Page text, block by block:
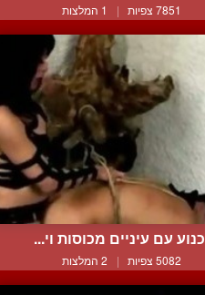
7851 צפיות | 1 המלצות
כנוע עם עיניים מכוסות וי...
5082 צפיות | 2 המלצות